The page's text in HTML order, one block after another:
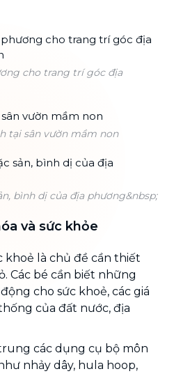
cho trang trí góc địa
tại sân vườn mầm non
bình dị của địa phương&nbsp;
và sức khỏe
khoẻ là chủ đề cần thiết
Các bé cần biết những
cho sức khoẻ, các giá
của đất nước, địa
các dụng cụ bộ môn
nhảy dây, hula hoop,